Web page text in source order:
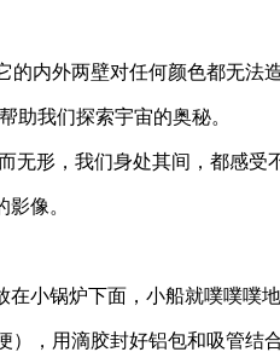
内外两壁对任何颜色都无法
助我们探索宇宙的奥秘。
形，我们身处其间，都感受
影像。
小锅炉下面，小船就噗噗噗
，用滴胶封好铝包和吸管结